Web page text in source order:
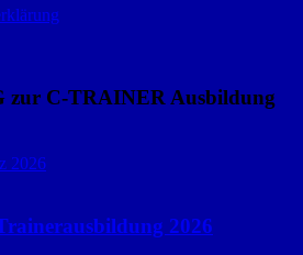
zur C-TRAINER Ausbildung
2026
2026